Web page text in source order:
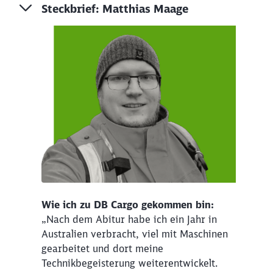
Steckbrief: Matthias Maage
Wie ich zu DB Cargo gekommen bin:
„Nach dem Abitur habe ich ein Jahr in
Australien verbracht, viel mit Maschinen
gearbeitet und dort meine
Technikbegeisterung weiterentwickelt.